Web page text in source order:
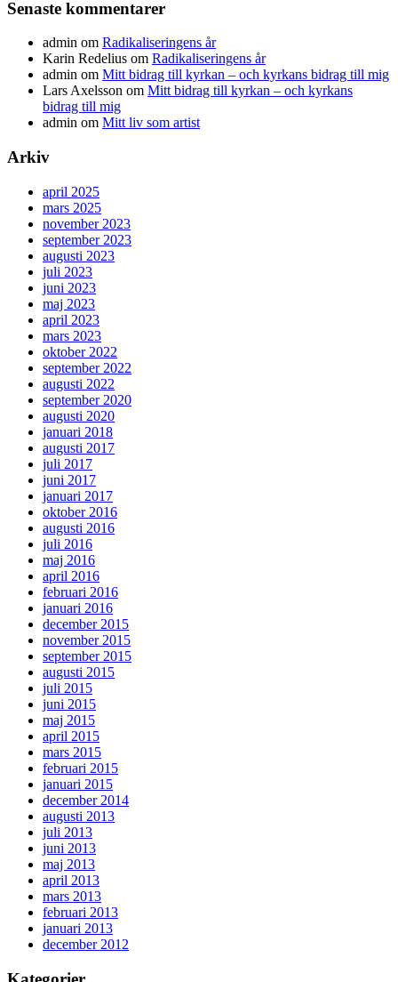
Senaste kommentarer
admin om Radikaliseringens år
Karin Redelius om Radikaliseringens år
admin om Mitt bidrag till kyrkan – och kyrkans bidrag till mig
Lars Axelsson om Mitt bidrag till kyrkan – och kyrkans
bidrag till mig
admin om Mitt liv som artist
Arkiv
april 2025
mars 2025
november 2023
september 2023
augusti 2023
juli 2023
juni 2023
maj 2023
april 2023
mars 2023
oktober 2022
september 2022
augusti 2022
september 2020
augusti 2020
januari 2018
augusti 2017
juli 2017
juni 2017
januari 2017
oktober 2016
augusti 2016
juli 2016
maj 2016
april 2016
februari 2016
januari 2016
december 2015
november 2015
september 2015
augusti 2015
juli 2015
juni 2015
maj 2015
april 2015
mars 2015
februari 2015
januari 2015
december 2014
augusti 2013
juli 2013
juni 2013
maj 2013
april 2013
mars 2013
februari 2013
januari 2013
december 2012